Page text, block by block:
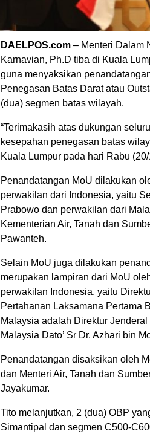
DAELPOS.com – Menteri Dalam
Karnavian, Ph.D tiba di Kuala
guna menyaksikan
Penegasan Batas Darat atau
(dua) segmen batas wilayah.
“Terimakasih atas dukungan
kesepahan penegasan batas
Kuala Lumpur pada hari Rabu
Penandatangan MoU dilakukan
perwakilan dari Indonesia, yaitu
Prabowo dan perwakilan dari
Kementerian Air, Tanah dan
Pawanteh.
Selain MoU juga dilakukan
merupakan lampiran dari MoU
perwakilan Indonesia, yaitu
Pertahanan Laksamana Pertama
Malaysia adalah Direktur
Malaysia Dato’ Sr Dr. Azhari bin
Penandatangan disaksikan oleh
dan Menteri Air, Tanah dan
Jayakumar.
Tito melanjutkan, 2 (dua) OBP
Simantipal dan segmen C500-